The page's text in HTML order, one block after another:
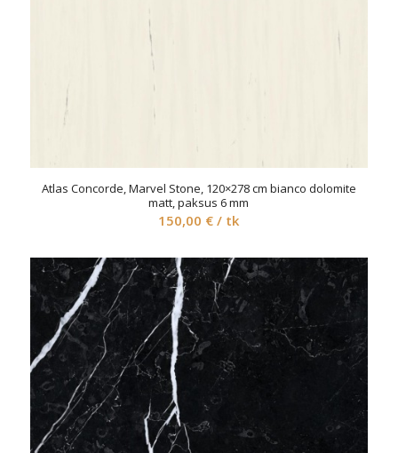
Atlas Concorde, Marvel Stone, 120×278 cm bianco dolomite
matt, paksus 6 mm
150,00 € / tk